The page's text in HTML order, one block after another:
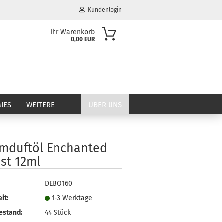
Kundenlogin
vergessen?
Ihr Warenkorb
0,00 EUR
ÜBER UNS
WEITERE
Enchanted
12ml
DEBO160
1-3 Werktage
44 Stück